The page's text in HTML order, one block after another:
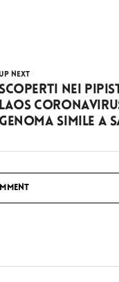
NEXT
Scoperti nei
Laos
genoma simile a